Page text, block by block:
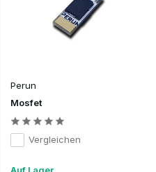
Wissen und eine
Kategorie?
Upgrades
Perun
Mosfet
Vergleichen